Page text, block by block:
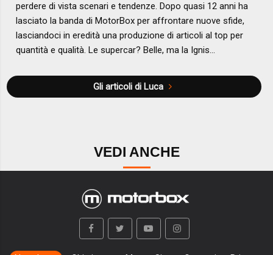
perdere di vista scenari e tendenze. Dopo quasi 12 anni ha
lasciato la banda di MotorBox per affrontare nuove sfide,
lasciandoci in eredità una produzione di articoli al top per
quantità e qualità. Le supercar? Belle, ma la Ignis...
Gli articoli di Luca
VEDI ANCHE